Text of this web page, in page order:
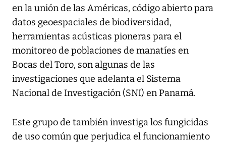
en la unión de las Américas, código abierto para
datos geoespaciales de biodiversidad,
herramientas acústicas pioneras para el
monitoreo de poblaciones de manatíes en
Bocas del Toro, son algunas de las
investigaciones que adelanta el Sistema
Nacional de Investigación (SNI) en Panamá.
Este grupo de también investiga los fungicidas
de uso común que perjudica el funcionamiento